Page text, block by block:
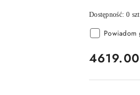
Dostępność:0
Powiadom
cena:
4619.00